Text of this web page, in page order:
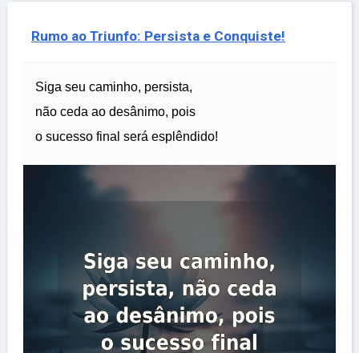
Rumo ao Triunfo: Persista e Conquiste!
Siga seu caminho, persista,
não ceda ao desânimo, pois
o sucesso final será esplêndido!